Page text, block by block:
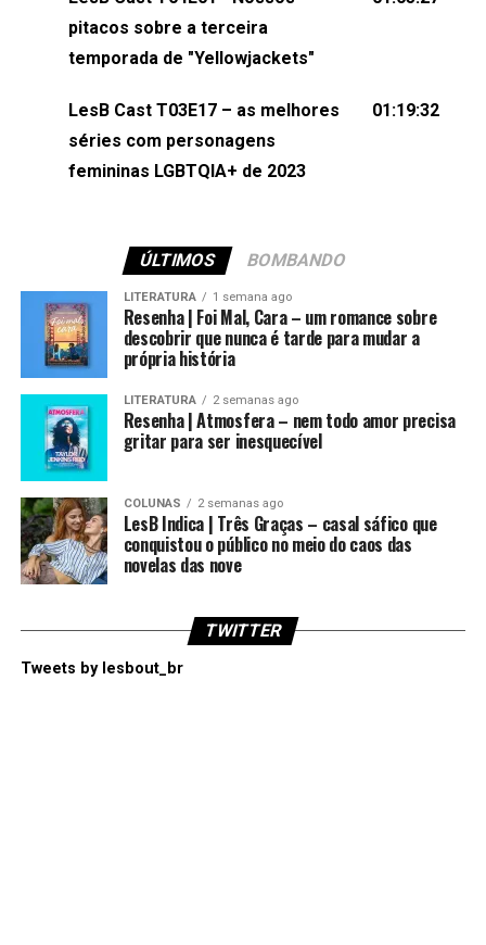
(⁠⁠⁠⁠@brunarfentanes⁠⁠⁠⁠) e Pollyelly FlorêncioEdição de
Naiady Machado
pitacos sobre a terceira
temporada de "Yellowjackets"
LesB Cast T03E17 – as melhores
séries com personagens
femininas LGBTQIA+ de 2023
01:19:32
ÚLTIMOS BOMBANDO
LITERATURA 1 semana ago
Resenha | Foi Mal, Cara – um romance sobre
descobrir que nunca é tarde para mudar a
própria história
LITERATURA 2 semanas ago
Resenha | Atmosfera – nem todo amor precisa
gritar para ser inesquecível
COLUNAS 2 semanas ago
LesB Indica | Três Graças – casal sáfico que
conquistou o público no meio do caos das
novelas das nove
TWITTER
Tweets by lesbout_br